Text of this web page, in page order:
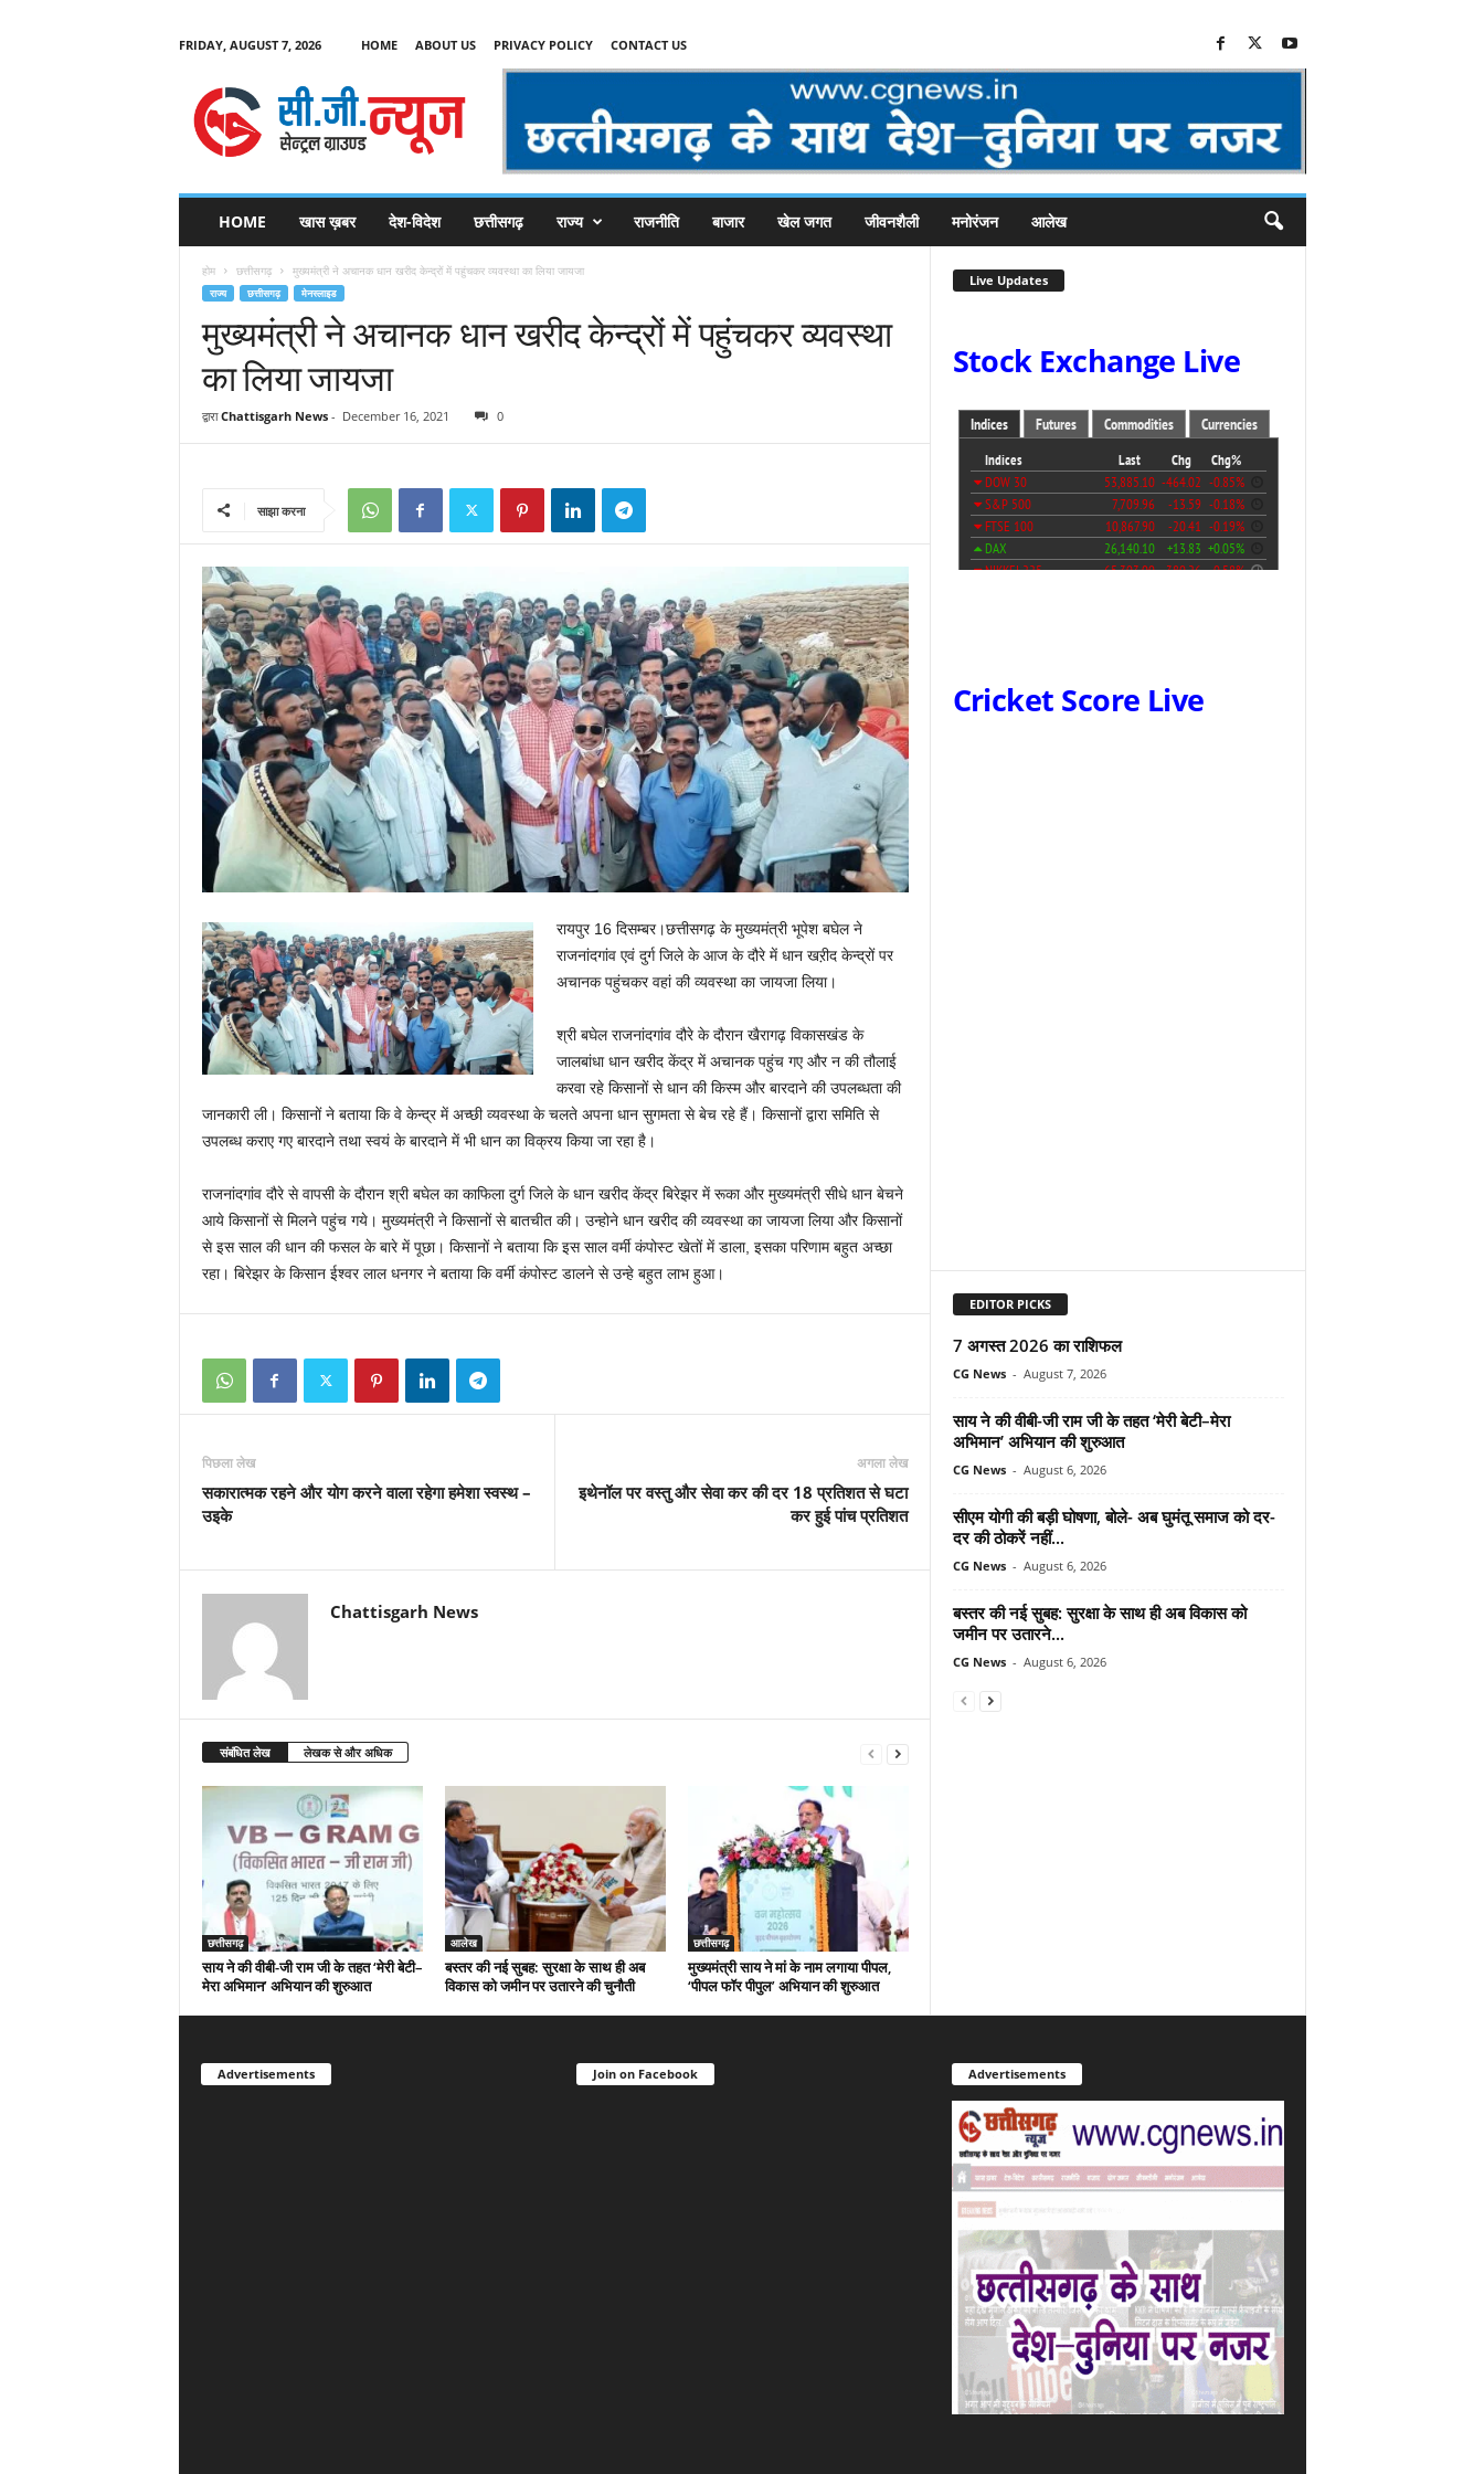
FRIDAY, AUGUST 7, 2026 HOME ABOUT US PRIVACY POLICY CONTACT US
C
HOME खास ख़बर देश-विदेश छत्तीसगढ़ राज्य राजनीति बाजार खेल जगत जीवनशैली मनोरंजन आलेख
होम छत्तीसगढ़ मुख्यमंत्री ने अचानक धान खरीद केन्द्रों में पहुंचकर व्यवस्था का लिया जायजा
राज्य छत्तीसगढ़ मेनस्लाइड
मुख्यमंत्री ने अचानक धान खरीद केन्द्रों में पहुंचकर व्यवस्था
का लिया जायजा
द्वारा Chattisgarh News- December 16, 2021 0
साझा करना
रायपुर 16 दिसम्बर।छत्तीसगढ़ के मुख्यमंत्री भूपेश बघेल ने
राजनांदगांव एवं दुर्ग जिले के आज के दौरे में धान खऱीद केन्द्रों पर
अचानक पहुंचकर वहां की व्यवस्था का जायजा लिया।
श्री बघेल राजनांदगांव दौरे के दौरान खैरागढ़ विकासखंड के
जालबांधा धान खरीद केंद्र में अचानक पहुंच गए और न की तौलाई
करवा रहे किसानों से धान की किस्म और बारदाने की उपलब्धता की
जानकारी ली। किसानों ने बताया कि वे केन्द्र में अच्छी व्यवस्था के चलते अपना धान सुगमता से बेच रहे हैं। किसानों द्वारा समिति से
उपलब्ध कराए गए बारदाने तथा स्वयं के बारदाने में भी धान का विक्रय किया जा रहा है।
राजनांदगांव दौरे से वापसी के दौरान श्री बघेल का काफिला दुर्ग जिले के धान खरीद केंद्र बिरेझर में रूका और मुख्यमंत्री सीधे धान बेचने
आये किसानों से मिलने पहुंच गये। मुख्यमंत्री ने किसानों से बातचीत की। उन्होने धान खरीद की व्यवस्था का जायजा लिया और किसानों
से इस साल की धान की फसल के बारे में पूछा। किसानों ने बताया कि इस साल वर्मी कंपोस्ट खेतों में डाला, इसका परिणाम बहुत अच्छा
रहा। बिरेझर के किसान ईश्वर लाल धनगर ने बताया कि वर्मी कंपोस्ट डालने से उन्हे बहुत लाभ हुआ।
पिछला लेख
सकारात्मक रहने और योग करने वाला रहेगा हमेशा स्वस्थ –
उइके
अगला लेख
इथेनॉल पर वस्तु और सेवा कर की दर 18 प्रतिशत से घटा
कर हुई पांच प्रतिशत
Chattisgarh News
संबंधित लेख लेखक से और अधिक
छत्तीसगढ़
साय ने की वीबी-जी राम जी के तहत ‘मेरी बेटी–
मेरा अभिमान’ अभियान की शुरुआत
आलेख
बस्तर की नई सुबह: सुरक्षा के साथ ही अब
विकास को जमीन पर उतारने की चुनौती
छत्तीसगढ़
मुख्यमंत्री साय ने मां के नाम लगाया पीपल,
‘पीपल फॉर पीपुल’ अभियान की शुरुआत
Live Updates
Stock Exchange Live
Cricket Score Live
EDITOR PICKS
7 अगस्त 2026 का राशिफल
CG News - August 7, 2026
साय ने की वीबी-जी राम जी के तहत ‘मेरी बेटी–मेरा
अभिमान’ अभियान की शुरुआत
CG News - August 6, 2026
सीएम योगी की बड़ी घोषणा, बोले- अब घुमंतू समाज को दर-
दर की ठोकरें नहीं...
CG News - August 6, 2026
बस्तर की नई सुबह: सुरक्षा के साथ ही अब विकास को
जमीन पर उतारने...
CG News - August 6, 2026
Advertisements Join on Facebook Advertisements